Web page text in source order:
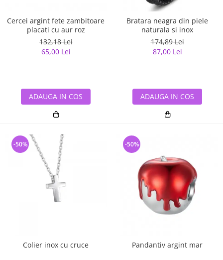
Cercei argint fete zambitoare
placati cu aur roz
132,18 Lei
65,00 Lei
ADAUGA IN COS
Bratara neagra din piele
naturala si inox
174,89 Lei
87,00 Lei
ADAUGA IN COS
Colier inox cu cruce
-50%
Pandantiv argint mar
-50%